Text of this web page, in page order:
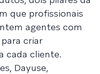
que profissionais
agentes com
criar
cada cliente.
Dayuse,